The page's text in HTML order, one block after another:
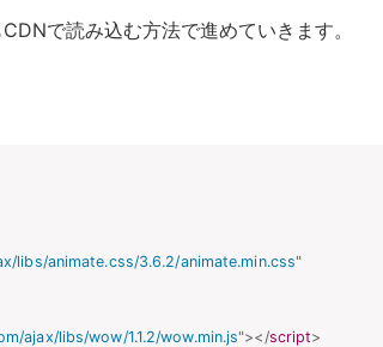
で読み込む方法で進めていきます。
libs/animate.css/3.6.2/animate.min.css"
ajax/libs/wow/1.1.2/wow.min.js"></script>